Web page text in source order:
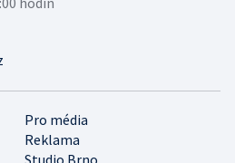
Pro média
Reklama